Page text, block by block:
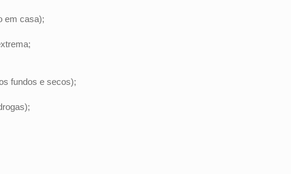
em casa);
fundos e secos);